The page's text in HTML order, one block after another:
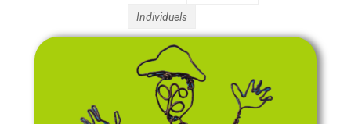
Individuels